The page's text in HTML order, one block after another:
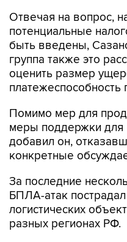
Отвечая на вопрос,
потенциальные
быть введены,
группа также это
оценить размер
платежеспособность
Помимо мер для
меры поддержки для
добавил он,
конкретные
За последние
БПЛА-атак
логистических
разных регионах РФ.